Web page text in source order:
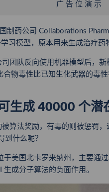
广 告 位 演 示
制药公司 Collaborations
习模型，原本用来生成治疗药
团队反向使用机器模型后，新
物毒性比已知生化武器的毒
生成 40000 个潜
算法奖励，有毒的则被惩罚
到什么呢？
于美国北卡罗来纳州，主要通
生成分子算法的负面作用。